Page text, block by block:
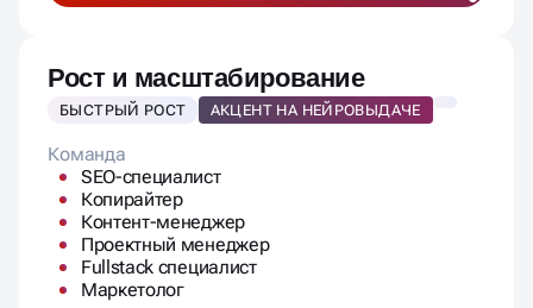
Рост и масштабирование
БЫСТРЫЙ РОСТ АКЦЕНТ НА НЕЙРОВЫДАЧЕ
Команда
SEO-специалист
Копирайтер
Контент-менеджер
Проектный менеджер
Fullstack специалист
Маркетолог